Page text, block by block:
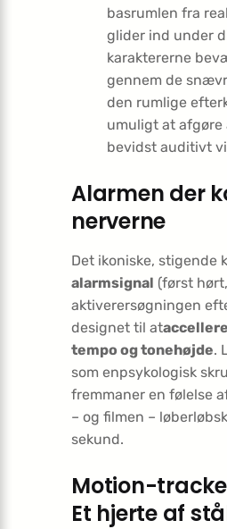
basrumlen fra
glider ind under
karaktererne
gennem de
den rumlige
umuligt at afgøre
bevidst auditivt
Alarmen der
nerverne
Det ikoniske, stigende
alarmsignal (først
aktiverersøgningen
designet til at
tempo og tonehøjde.
som enpsykologisk
fremmaner en følelse
– og filmen –
sekund.
Motion-
Et hjerte af